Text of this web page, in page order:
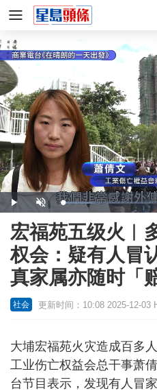
Play Unmute Loaded:
20.06%
宏福苑五级火︱
权会：疑有人冒
真家属亦随时「
社会 更新时间：10:08 2025-12-03
大埔宏福苑火灾造成百多
工业伤亡权益会总干事萧
台节目表示，发现有人冒